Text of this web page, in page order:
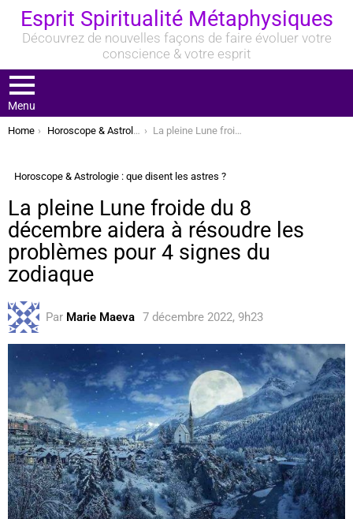
Esprit Spiritualité Métaphysiques
Découvrez de nouvelles façons de faire évoluer votre
conscience & votre esprit
Menu
You are here:
Home Horoscope & Astrologie : que disent les astres ? La pleine Lune froide du 8 décembre aidera à résoudre les problèmes pour 4 signes du zodiaque
Horoscope & Astrologie : que disent les astres ?
La pleine Lune froide du 8
décembre aidera à résoudre les
problèmes pour 4 signes du
zodiaque
Par Marie Maeva 7 décembre 2022, 9h23